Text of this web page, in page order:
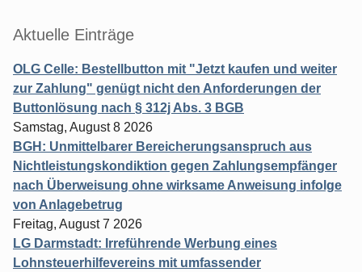
Aktuelle Einträge
OLG Celle: Bestellbutton mit "Jetzt kaufen und weiter
zur Zahlung" genügt nicht den Anforderungen der
Buttonlösung nach § 312j Abs. 3 BGB
Samstag, August 8 2026
BGH: Unmittelbarer Bereicherungsanspruch aus
Nichtleistungskondiktion gegen Zahlungsempfänger
nach Überweisung ohne wirksame Anweisung infolge
von Anlagebetrug
Freitag, August 7 2026
LG Darmstadt: Irreführende Werbung eines
Lohnsteuerhilfevereins mit umfassender